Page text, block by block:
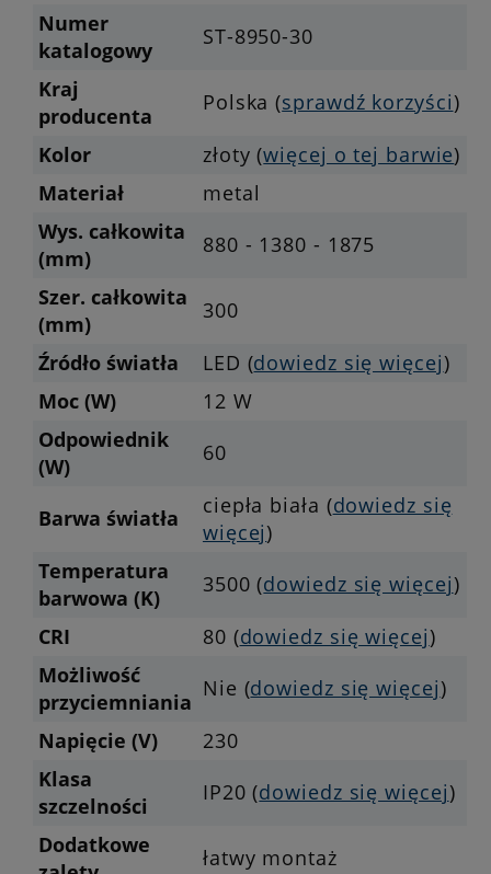
Numer
katalogowy
ST-8950-30
Kraj
producenta
Polska (sprawdź korzyści)
Kolor
złoty (więcej o tej barwie)
Materiał
metal
Wys. całkowita
(mm)
880 - 1380 - 1875
Szer. całkowita
(mm)
300
Źródło światła
LED (dowiedz się więcej)
Moc (W)
12 W
Odpowiednik
(W)
60
Barwa światła ciepła biała (dowiedz się
więcej)
Temperatura
barwowa (K)
3500 (dowiedz się więcej)
CRI
80 (dowiedz się więcej)
Możliwość
przyciemniania
Nie (dowiedz się więcej)
Napięcie (V)
230
Klasa
szczelności
IP20 (dowiedz się więcej)
Dodatkowe
łatwy montaż